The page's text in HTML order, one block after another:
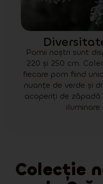
Pomii noștri sunt
220 și 250 cm.
fiecare pom fiind
nuanțe de verde și
acoperiți de zăpadă
iluminare
Colecție